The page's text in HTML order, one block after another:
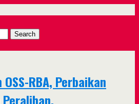
RBA, Perbaikan